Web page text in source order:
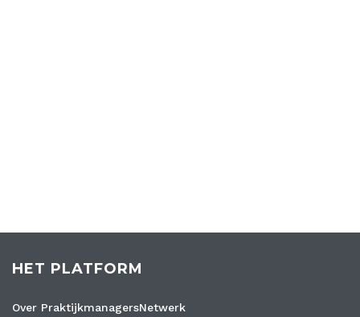
HET PLATFORM
Over PraktijkmanagersNetwerk